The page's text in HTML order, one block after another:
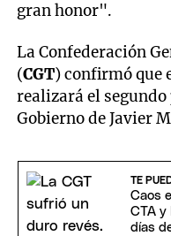
gran honor".
La Confederación
(CGT) confirmó que
realizará el segundo
Gobierno de Javier
TE
Caos
CTA y
días